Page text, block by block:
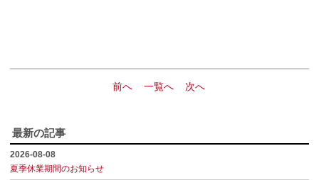
前へ 一覧へ 次へ
最新の記事
2026-08-08
夏季休業期間のお知らせ